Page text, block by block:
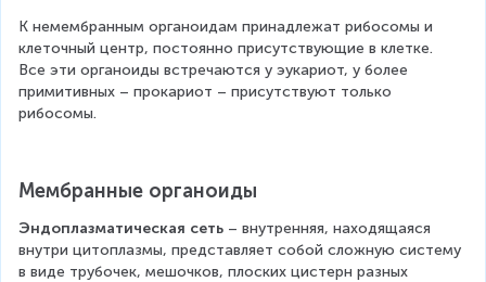
К немембранным органоидам принадлежат рибосомы и
клеточный центр, постоянно присутствующие в клетке.
Все эти органоиды встречаются у эукариот, у более
примитивных – прокариот – присутствуют только
рибосомы.
Мембранные органоиды
Эндоплазматическая сеть – внутренняя, находящаяся
внутри цитоплазмы, представляет собой сложную систему
в виде трубочек, мешочков, плоских цистерн разных